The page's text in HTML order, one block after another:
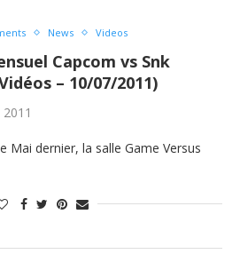
News Videos
Capcom vs Snk
– 10/07/2011)
Mai dernier, la salle Game Versus